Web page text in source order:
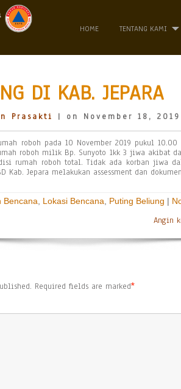
HOME TENTANG KAMI
DI KAB. JEPARA
Prasakti | on November 18, 2019
roboh pada 10 November 2019 pukul 10.00
roboh milik Bp. Sunyoto 1kk 3 jiwa akibat
rumah roboh total. Tidak ada korban jiwa
Kab. Jepara melakukan assessment dan
Bencana Lokasi Bencana Puting Beliung |
Angin
Required fields are marked*